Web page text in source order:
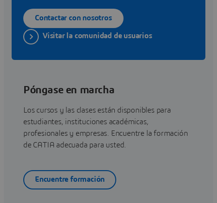
Contactar con nosotros
Visitar la comunidad de usuarios
Póngase en marcha
Los cursos y las clases están disponibles para
estudiantes, instituciones académicas,
profesionales y empresas. Encuentre la formación
de CATIA adecuada para usted.
Encuentre formación